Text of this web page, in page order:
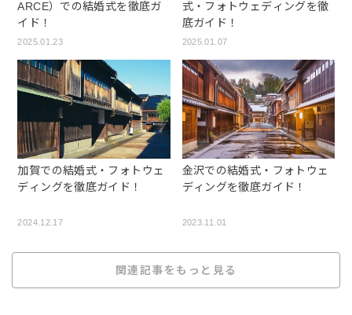
ARCE）での結婚式を徹底ガ
イド！
2025.01.23
式・フォトウェディングを徹
底ガイド！
2025.01.07
加賀での結婚式・フォトウェ
ディングを徹底ガイド！
2024.12.17
金沢での結婚式・フォトウェ
ディングを徹底ガイド！
2023.11.01
関連記事をもっと見る